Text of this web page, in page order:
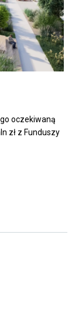
oczekiwaną
zł z Funduszy